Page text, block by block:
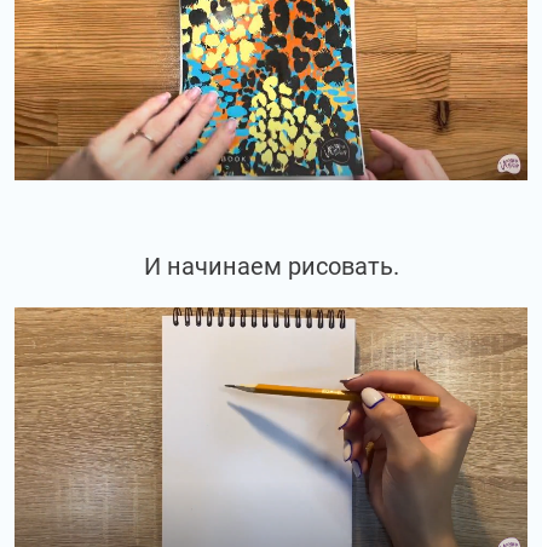
И начинаем рисовать.